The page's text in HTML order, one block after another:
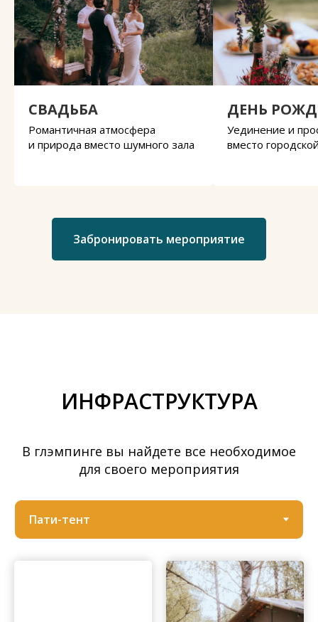
СВАДЬБА
Романтичная атмосфера
и природа вместо шумного зала
ДЕНЬ
Уединение и
вместо
Забронировать мероприятие
ИНФРАСТРУКТУРА
В глэмпинге вы найдете все необходимое
для своего мероприятия